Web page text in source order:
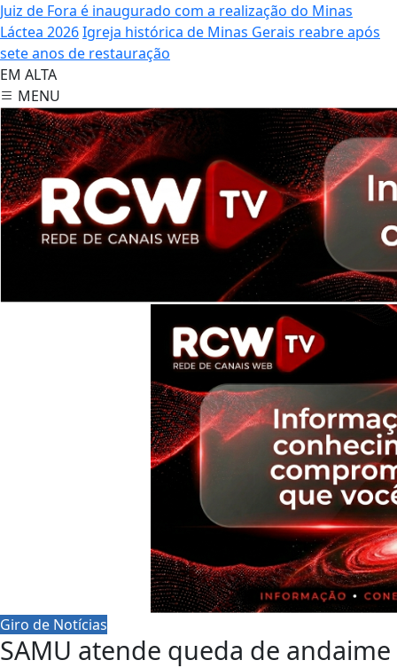
Juiz de Fora é inaugurado com a realização do Minas
Láctea 2026Igreja histórica de Minas Gerais reabre após
sete anos de restauração
EM ALTA
MENU
Giro de Notícias
SAMU atende queda de andaime